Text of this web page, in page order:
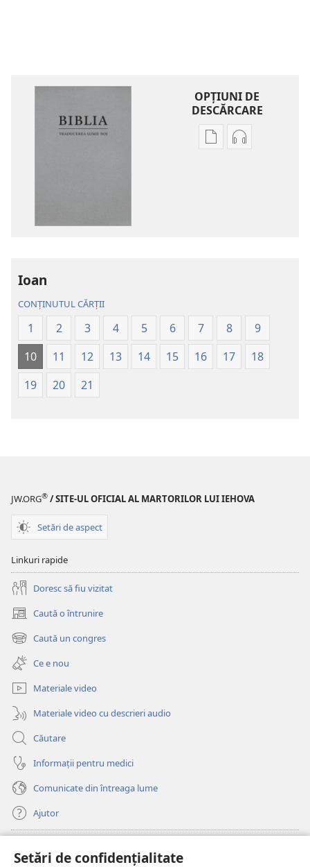
Setări de confidențialitate
OPŢIUNI DE
DESCĂRCARE
Opțiuni
revizuită
din
2020)
Opțiuni
(ediția
revizuită
din
Ioan
CONȚINUTUL CĂRȚII
1 2 3 4 5 6 7 8
9
10
11 12 13 14 15 16 17
18
19
20 21
JW.ORG® / SITE-UL OFICIAL AL MARTORILOR LUI IEHOVA
Setări de aspect
Linkuri rapide
Doresc să fiu vizitat
Caută o întrunire
(se
deschide
o
fereastră
nouă)
Caută un congres
(se
deschide
o
fereastră
nouă)
Ce e nou
Materiale video
Materiale video cu descrieri audio
Căutare
Informații pentru medici
Comunicate din întreaga lume
Ajutor
(se